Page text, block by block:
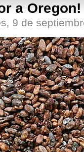
a Oregon!
9 de